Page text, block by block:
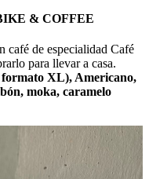
& COFFEE
café de especialidad Café
para llevar a casa.
formato XL), Americano,
moka, caramelo